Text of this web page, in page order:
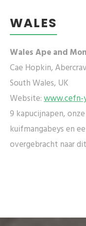
WALES
Wales Ape and
Cae Hopkin,
South Wales, UK
Website:www.cefn-
9 kapucijnapen,
kuifmangabeys en
overgebracht naar